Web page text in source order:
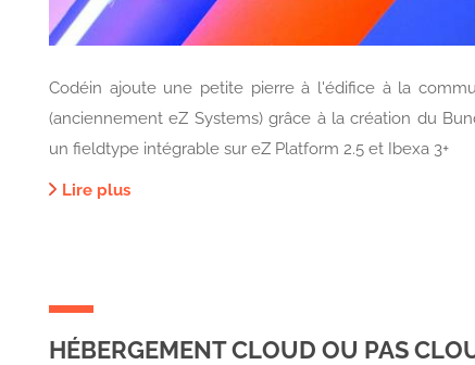
Codéin ajoute une petite pierre à l'édifice à la
(anciennement eZ Systems) grâce à la création du
un fieldtype intégrable sur eZ Platform 2.5 et Ibexa 3+
Lire plus
HÉBERGEMENT CLOUD OU PAS